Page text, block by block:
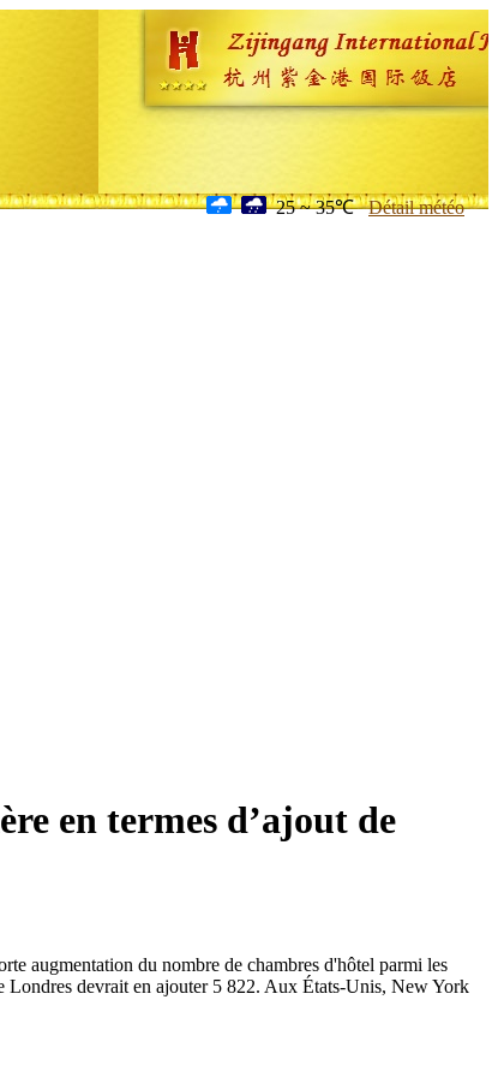
25 ~ 35℃ Détail météo
en termes d’ajout de
augmentation du nombre de chambres d'hôtel parmi les
Londres devrait en ajouter 5 822. Aux États-Unis, New York